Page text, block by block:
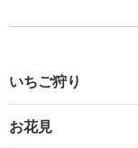
いちご狩り
お花見